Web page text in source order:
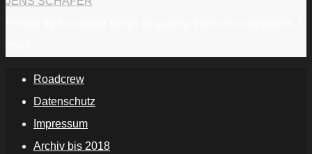
Roadcrew
Datenschutz
Impressum
Archiv bis 2018